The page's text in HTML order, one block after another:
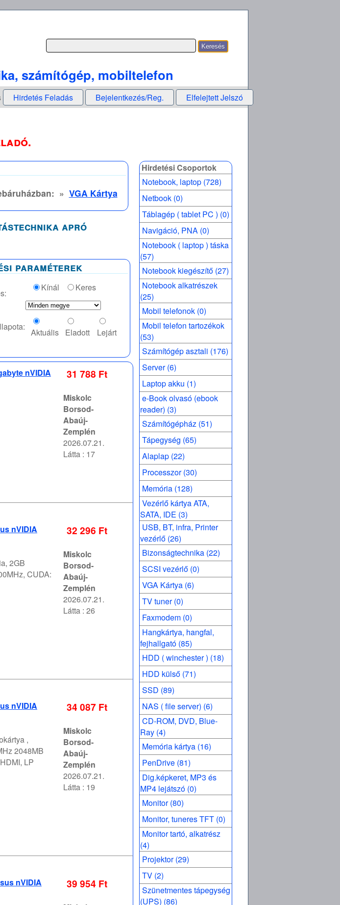
számítógép, mobiltelefon
Hirdetés Feladás Bejelentkezés/Reg.
Elfelejtett Jelszó
» VGA Kártya
apró
paraméterek
Kínál
Keres
Aktuális Eladott Lejárt
nVIDIA
31 788 Ft
Miskolc
Borsod-
Abaúj-
Zemplén
2026.07.21.
Látta : 17
nVIDIA
2GB
CUDA:
32 296 Ft
Miskolc
Borsod-
Abaúj-
Zemplén
2026.07.21.
Látta : 26
nVIDIA
,
2048MB
LP
34 087 Ft
Miskolc
Borsod-
Abaúj-
Zemplén
2026.07.21.
Látta : 19
nVIDIA
39 954 Ft
Hirdetési Csoportok
Notebook, laptop (728)
Netbook (0)
Táblagép ( tablet PC ) (0)
Navigáció, PNA (0)
Notebook ( laptop ) táska
(57)
Notebook kiegészítő (27)
Notebook alkatrészek
(25)
Mobil telefonok (0)
Mobil telefon tartozékok
(53)
Számítógép asztali (176)
Server (6)
Laptop akku (1)
e-Book olvasó (ebook
reader) (3)
Számítógépház (51)
Tápegység (65)
Alaplap (22)
Processzor (30)
Memória (128)
Vezérlő kártya ATA,
SATA, IDE (3)
USB, BT, infra, Printer
vezérlő (26)
Bizonságtechnika (22)
SCSI vezérlő (0)
VGA Kártya (6)
TV tuner (0)
Faxmodem (0)
Hangkártya, hangfal,
fejhallgató (85)
HDD ( winchester ) (18)
HDD külső (71)
SSD (89)
NAS ( file server) (6)
CD-ROM, DVD, Blue-
Ray (4)
Memória kártya (16)
PenDrive (81)
Dig.képkeret, MP3 és
MP4 lejátszó (0)
Monitor (80)
Monitor, tuneres TFT (0)
Monitor tartó, alkatrész
(4)
Projektor (29)
TV (2)
Szünetmentes tápegység
(UPS) (86)